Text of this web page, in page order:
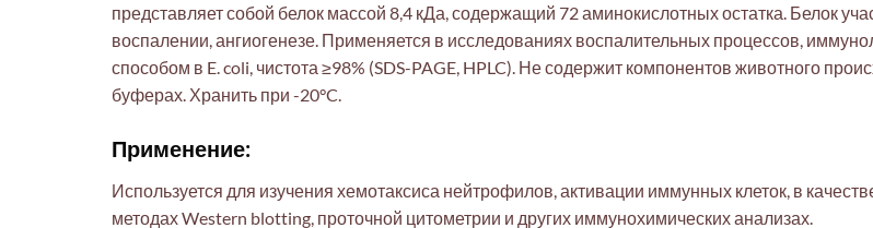
представляет собой белок массой 8,4 кДа, содержащий 72 аминокислотных остатка. Белок
воспалении, ангиогенезе. Применяется в исследованиях воспалительных процессов,
способом в E. coli, чистота ≥98% (SDS-PAGE, HPLC). Не содержит компонентов животного
буферах. Хранить при -20°C.
Применение:
Используется для изучения хемотаксиса нейтрофилов, активации иммунных клеток, в
методах Western blotting, проточной цитометрии и других иммунохимических анализах.